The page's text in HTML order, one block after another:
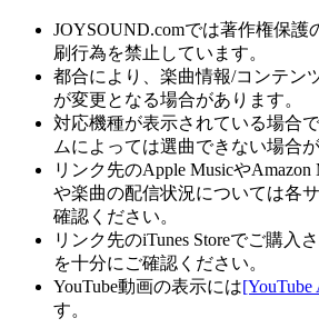
JOYSOUND.comでは著作権保護
刷行為を禁止しています。
都合により、楽曲情報/コンテン
が変更となる場合があります。
対応機種が表示されている場合
ムによっては選曲できない場合が
リンク先のApple Musicや
や楽曲の配信状況については各
確認ください。
リンク先のiTunes Storeでご購入
を十分にご確認ください。
YouTube動画の表示には[YouTube
す。